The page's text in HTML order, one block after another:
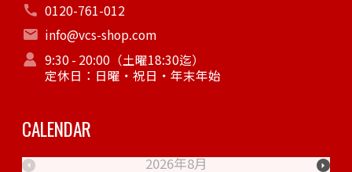
0120-761-012
info@vcs-shop.com
9:30 - 20:00（土曜18:30迄）
定休日：日曜・祝日・年末年始
CALENDAR
2026年8月